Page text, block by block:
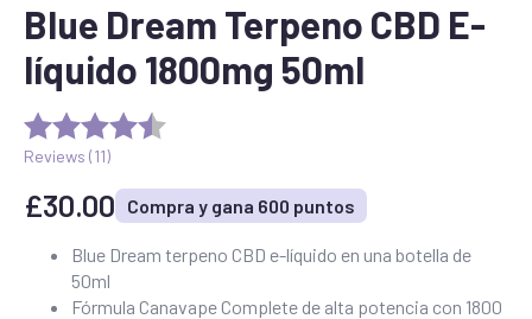
Blue Dream Terpeno CBD E-
líquido 1800mg 50ml
Reviews (11)
£30.00 Compra y gana 600 puntos
Blue Dream terpeno CBD e-líquido en una botella de
50ml
Fórmula Canavape Complete de alta potencia con 1800